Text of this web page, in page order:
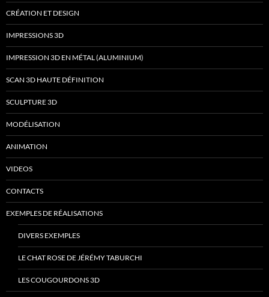
CRÉATION ET DESIGN
IMPRESSIONS 3D
IMPRESSION 3D EN MÉTAL (ALUMINIUM)
SCAN 3D HAUTE DÉFINITION
SCULPTURE 3D
MODÉLISATION
ANIMATION
VIDEOS
CONTACTS
EXEMPLES DE RÉALISATIONS
DIVERS EXEMPLES
LE CHAT ROSE DE JÉRÉMY TABURCHI
LES COUGOURDONS 3D